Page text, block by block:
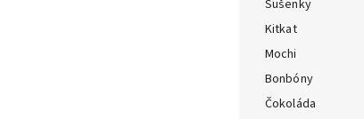
Sušenky
Kitkat
Mochi
Bonbóny
Čokoláda